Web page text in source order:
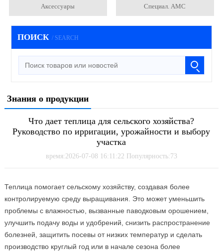
Аксессуары Специал. АМС
ПОИСК / SEARCH
Знания о продукции
Что дает теплица для сельского хозяйства?
Руководство по ирригации, урожайности и выбору
участка
время:2026-07-08 16:11:22 Популярность:73
Теплица помогает сельскому хозяйству, создавая более
контролируемую среду выращивания. Это может уменьшить
проблемы с влажностью, вызванные паводковым орошением,
улучшить подачу воды и удобрений, снизить распространение
болезней, защитить посевы от низких температур и сделать
производство круглый год или в начале сезона более